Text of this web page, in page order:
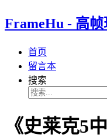
FrameHu - 高
首页
留言本
搜索
《史莱克5